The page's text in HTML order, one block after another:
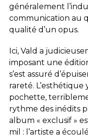
généralement
communication au
qualité d’un opus.
Ici, Vald a
imposant une
s’est assuré
rareté.
pochette,
rythme des inédits
album « exclusif »
mil : l’artiste a